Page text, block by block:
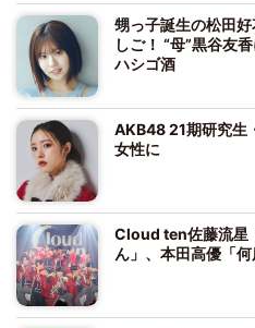
甥っ子誕生の松田
しご！ “母”黒谷友
ハシゴ酒
AKB48 21期研究生
女性に
Cloud ten佐藤流星
ん」、本田高優「